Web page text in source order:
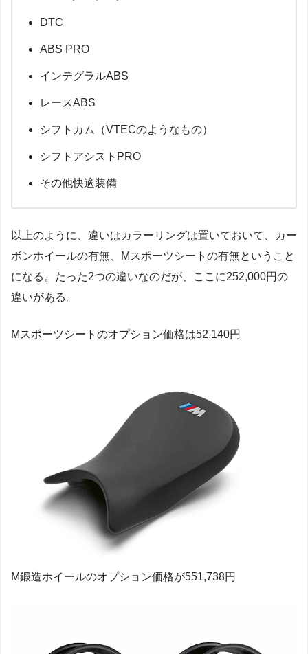
DTC
ABS PRO
インテグラルABS
レースABS
シフトカム（VTECのようなもの）
シフトアシストPRO
その他快適装備
以上のように、違いはカラーリングは置いておいて、カー
ボンホイールの有無、Mスポーツシートの有無ということ
になる。たった2つの違いなのだが、ここに252,000円の
違いがある。
Mスポーツシートのオプション価格は52,140円
M鍛造ホイールのオプション価格が551,738円